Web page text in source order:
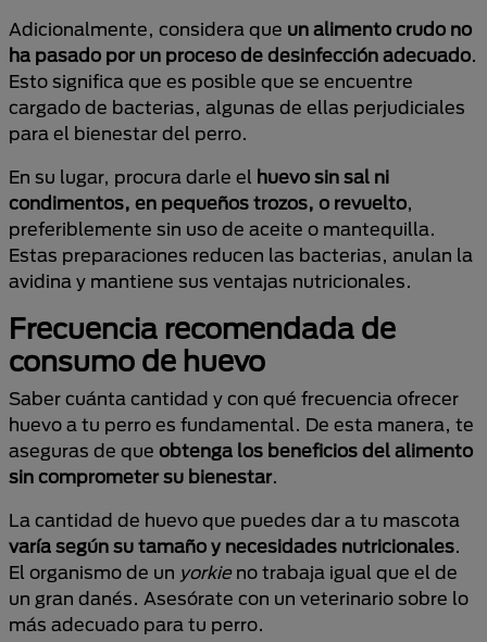
Adicionalmente, considera que un alimento crudo no
ha pasado por un proceso de desinfección adecuado.
Esto significa que es posible que se encuentre
cargado de bacterias, algunas de ellas perjudiciales
para el bienestar del perro.
En su lugar, procura darle el huevo sin sal ni
condimentos, en pequeños trozos, o revuelto,
preferiblemente sin uso de aceite o mantequilla.
Estas preparaciones reducen las bacterias, anulan la
avidina y mantiene sus ventajas nutricionales.
Frecuencia recomendada de
consumo de huevo
Saber cuánta cantidad y con qué frecuencia ofrecer
huevo a tu perro es fundamental. De esta manera, te
aseguras de que obtenga los beneficios del alimento
sin comprometer su bienestar.
La cantidad de huevo que puedes dar a tu mascota
varía según su tamaño y necesidades nutricionales.
El organismo de un yorkieno trabaja igual que el de
un gran danés. Asesórate con un veterinario sobre lo
más adecuado para tu perro.